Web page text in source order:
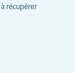
récupérer